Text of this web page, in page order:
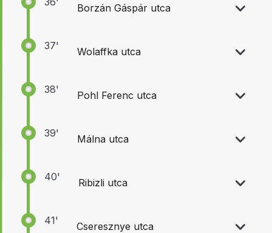
Borzán Gáspár utca
37' Wolaffka utca
38' Pohl Ferenc utca
39' Málna utca
40' Ribizli utca
41' Cseresznye utca